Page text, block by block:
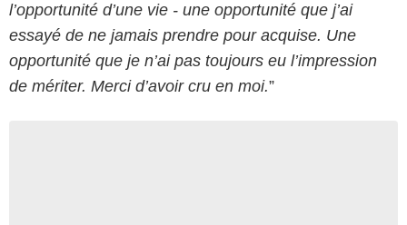
l’opportunité d’une vie - une opportunité que j’ai
essayé de ne jamais prendre pour acquise. Une
opportunité que je n’ai pas toujours eu l’impression
de mériter. Merci d’avoir cru en moi.”